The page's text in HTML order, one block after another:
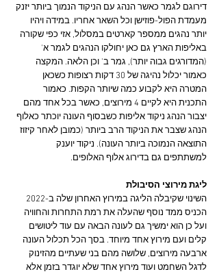
דירוגם לגמר כאשר הנהג עם הניקוד הנמוך ביותר יזנק
מעמדת הפול-פוזישן וכל השאר אחריו. במידה ויהיו
יותר נהגים ממספר קארטים במסלול, אזי כפי שקורה
באליפות הארץ גם כאן יחולקו הנהגים לגמר א'
(המדורגים גבוה יותר), גמר ב' וכן הלאה. המקצה
כאמור יכלול נהיגה של 30 דקות רצופות כשכאן
המטרה היא לקבוע כמה שיותר הקפות. כאמור
התכנית היא לקיים 4 מירוצים, כאשר בכל אחד מהם
יצבור הנהג ניקוד אליפות כשבסוף העונה יוכתר כאלוף
הנהג שצבר את הניקוד הרב ביותר (כמובן לאחר קיזוז
התוצאה הנמוכה ביותר העונה). ניקוד יוענק
למשתתפים גם בדירוג אלוף האלופים.
ליגת מירוצי הסיבולת
הכניס ממד נוסף שהעלה את רמת התחרות והחוויה
ועל כן הוא ימשיך גם לעונה הבאה עם עוד ליטושים
קלים ועם מירוץ אחד מיוחד. בסך הכל תכלול העונה
ארבעה מירוצים, שלושה מהם בני שעתיים מהזינוק
לדגל השחמט ועוד מירוץ אחד שלא יוגדר בזמן אלא